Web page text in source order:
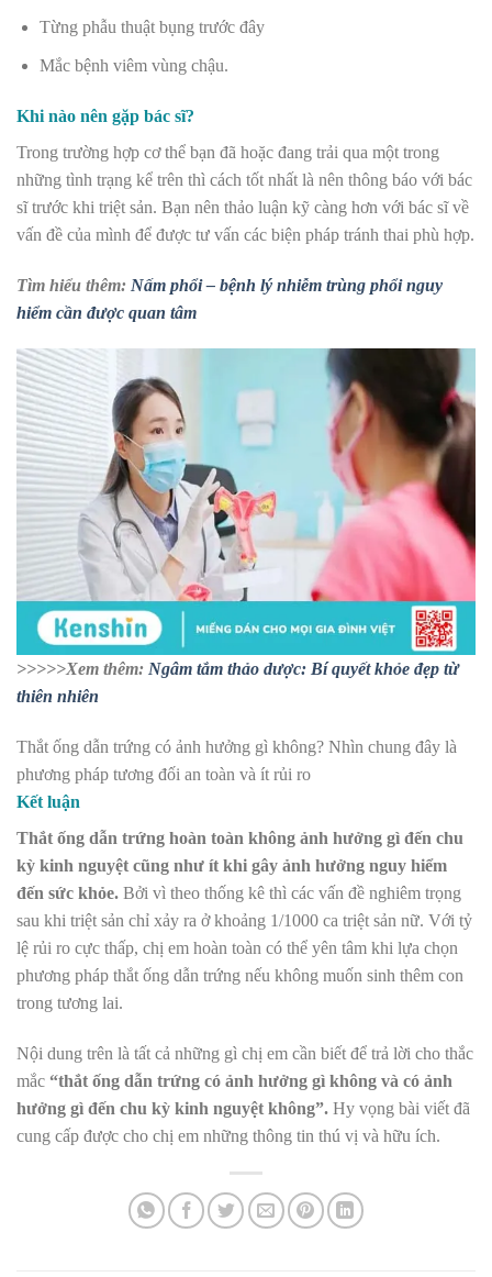
Từng phẫu thuật bụng trước đây
Mắc bệnh viêm vùng chậu.
Khi nào nên gặp bác sĩ?
Trong trường hợp cơ thể bạn đã hoặc đang trải qua một trong
những tình trạng kể trên thì cách tốt nhất là nên thông báo với bác
sĩ trước khi triệt sản. Bạn nên thảo luận kỹ càng hơn với bác sĩ về
vấn đề của mình để được tư vấn các biện pháp tránh thai phù hợp.
Tìm hiểu thêm: Nấm phổi – bệnh lý nhiễm trùng phổi nguy
hiểm cần được quan tâm
>>>>>Xem thêm: Ngâm tắm thảo dược: Bí quyết khỏe đẹp từ
thiên nhiên
Thắt ống dẫn trứng có ảnh hưởng gì không? Nhìn chung đây là
phương pháp tương đối an toàn và ít rủi ro
Kết luận
Thắt ống dẫn trứng hoàn toàn không ảnh hưởng gì đến chu
kỳ kinh nguyệt cũng như ít khi gây ảnh hưởng nguy hiểm
đến sức khỏe. Bởi vì theo thống kê thì các vấn đề nghiêm trọng
sau khi triệt sản chỉ xảy ra ở khoảng 1/1000 ca triệt sản nữ. Với tỷ
lệ rủi ro cực thấp, chị em hoàn toàn có thể yên tâm khi lựa chọn
phương pháp thắt ống dẫn trứng nếu không muốn sinh thêm con
trong tương lai.
Nội dung trên là tất cả những gì chị em cần biết để trả lời cho thắc
mắc “thắt ống dẫn trứng có ảnh hưởng gì không và có ảnh
hưởng gì đến chu kỳ kinh nguyệt không”. Hy vọng bài viết đã
cung cấp được cho chị em những thông tin thú vị và hữu ích.